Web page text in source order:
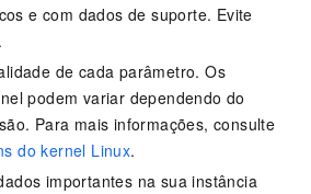
e com dados de suporte. Evite
de cada parâmetro. Os
podem variar dependendo do
Para mais informações, consulte
do kernel Linux.
importantes na sua instância